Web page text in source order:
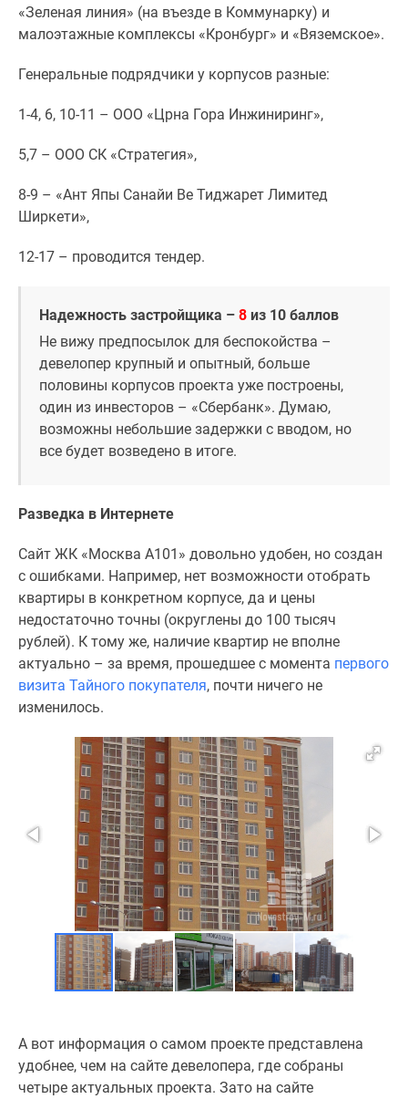
Программа
реновации
Москве
премиум-
Новостройки
бизнес-
класса
Рассрочка
Траншевая
коттеджи
Коттеджные
поселки
Новой
Москве
поселки
коттеджные
поселки
Коттеджные
поселки
лесу
Коттеджные
поселки
Коттеджные
ипотеку
«Зеленая линия» (на въезде в Коммунарку) и
малоэтажные комплексы «Кронбург» и «Вяземское».
Генеральные подрядчики у корпусов разные:
1-4, 6, 10-11 – ООО «Црна Гора Инжиниринг»,
5,7 – ООО СК «Стратегия»,
8-9 – «Ант Япы Санайи Ве Тиджарет Лимитед
Ширкети»,
12-17 – проводится тендер.
Надежность застройщика – 8 из 10 баллов
Не вижу предпосылок для беспокойства –
девелопер крупный и опытный, больше
половины корпусов проекта уже построены,
один из инвесторов – «Сбербанк». Думаю,
возможны небольшие задержки с вводом, но
все будет возведено в итоге.
Разведка в Интернете
Сайт ЖК «Москва А101» довольно удобен, но создан
с ошибками. Например, нет возможности отобрать
квартиры в конкретном корпусе, да и цены
недостаточно точны (округлены до 100 тысяч
рублей). К тому же, наличие квартир не вполне
актуально – за время, прошедшее с момента первого
визита Тайного покупателя, почти ничего не
изменилось.
А вот информация о самом проекте представлена
удобнее, чем на сайте девелопера, где собраны
четыре актуальных проекта. Зато на сайте